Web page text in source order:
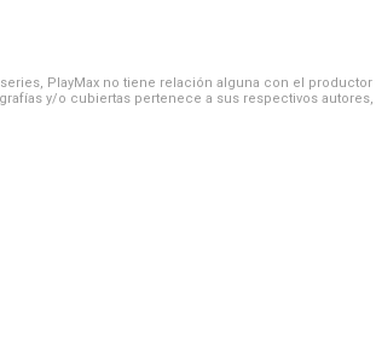
PlayMax no tiene relación alguna con el
y/o cubiertas pertenece a sus respectivos